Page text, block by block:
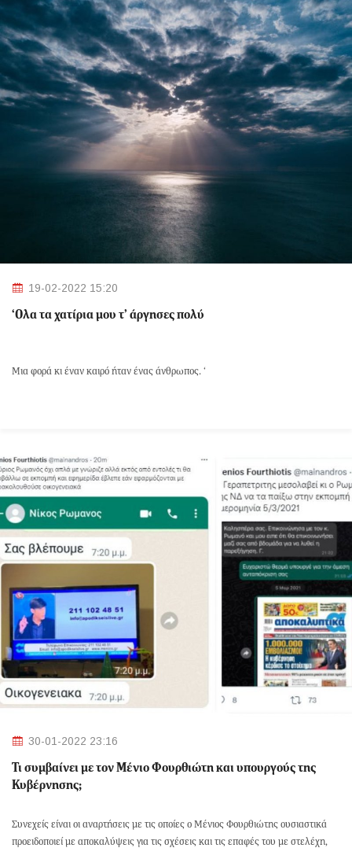
19-02-2022 15:20
‘Ολα τα χατίρια μου τ’ άργησες πολύ
Μια φορά κι έναν καιρό ήταν ένας άνθρωπος. ‘
30-01-2022 23:16
Τι συμβαίνει με τον Μένιο Φουρθιώτη και υπουργούς της
Κυβέρνησης;
Συνεχείς είναι οι αναρτήσεις με τις οποίες ο Μένιος Φουρθιώτης ουσιαστικά
προειδοποιεί με αποκαλύψεις για τις σχέσεις και τις επαφές του με στελέχη,